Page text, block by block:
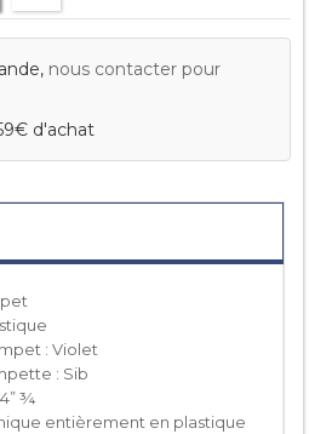
nous contacter pour
d'achat
: Violet
: Sib
¾
entièrement en plastique